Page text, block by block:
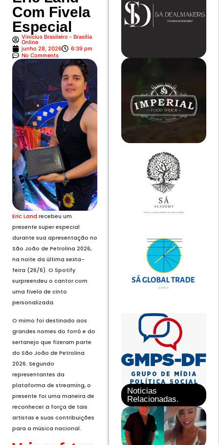
Com Fivela
Especial
Vinícius Brasileiro - Brasília
Online
junho 28, 2026
6:39 pm
No Comments
Eric Land recebeu um
presente super especial
durante sua apresentação no
São João de Petrolina 2026,
na noite da última sexta-
feira (26/6). O Spotify
surpreendeu o cantor com
uma fivela de cinto
personalizada.
O mimo foi destinado aos
grandes nomes do forró e do
sertanejo que fizeram parte
do São João de Petrolina
2026. Segundo
representantes da
plataforma de streaming, o
presente foi uma maneira de
reconhecer a força de tais
artistas e suas contribuições
para a música nacional.
Noticias
Relacionadas.